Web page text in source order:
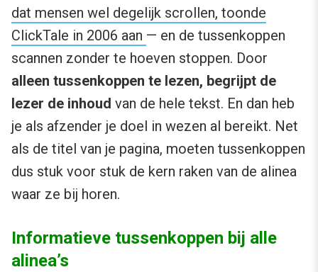
dat mensen wel degelijk scrollen, toonde
ClickTale in 2006 aan — en de tussenkoppen
scannen zonder te hoeven stoppen. Door
alleen tussenkoppen te lezen, begrijpt de
lezer de inhoud van de hele tekst. En dan heb
je als afzender je doel in wezen al bereikt. Net
als de titel van je pagina, moeten tussenkoppen
dus stuk voor stuk de kern raken van de alinea
waar ze bij horen.
Informatieve tussenkoppen bij alle
alinea’s